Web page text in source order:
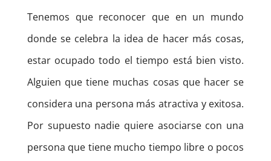
Tenemos que reconocer que en un mundo
donde se celebra la idea de hacer más cosas,
estar ocupado todo el tiempo está bien visto.
Alguien que tiene muchas cosas que hacer se
considera una persona más atractiva y exitosa.
Por supuesto nadie quiere asociarse con una
persona que tiene mucho tiempo libre o pocos